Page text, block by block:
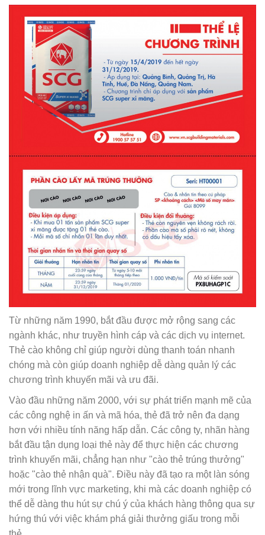
Từ những năm 1990, bắt đầu được mở rộng sang các
ngành khác, như truyền hình cáp và các dịch vụ internet.
Thẻ cào không chỉ giúp người dùng thanh toán nhanh
chóng mà còn giúp doanh nghiệp dễ dàng quản lý các
chương trình khuyến mãi và ưu đãi.
Vào đầu những năm 2000, với sự phát triển mạnh mẽ của
các công nghệ in ấn và mã hóa, thẻ đã trở nên đa dạng
hơn với nhiều tính năng hấp dẫn. Các công ty, nhãn hàng
bắt đầu tận dụng loại thẻ này để thực hiện các chương
trình khuyến mãi, chẳng hạn như "cào thẻ trúng thưởng"
hoặc "cào thẻ nhận quà". Điều này đã tạo ra một làn sóng
mới trong lĩnh vực marketing, khi mà các doanh nghiệp có
thể dễ dàng thu hút sự chú ý của khách hàng thông qua sự
hứng thú với việc khám phá giải thưởng giấu trong mỗi